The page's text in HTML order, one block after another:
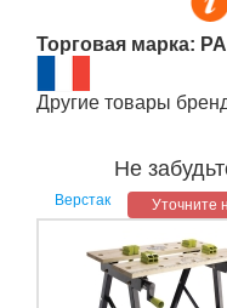
Торговая марка:
Другие товары
Не
Уточните
Верстак